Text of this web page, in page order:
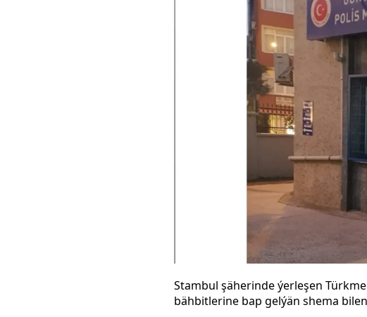
Stambul şäherinde ýerleşen
bähbitlerine bap gelýän shema